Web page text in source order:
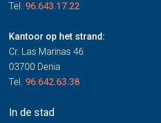
Tel. 96.643.17.22
Kantoor op het strand:
Cr. Las Marinas 46
03700 Denia
Tel. 96.642.63.38
In de stad